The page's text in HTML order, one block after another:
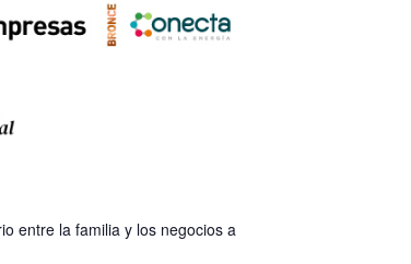
entre la familia y los negocios a